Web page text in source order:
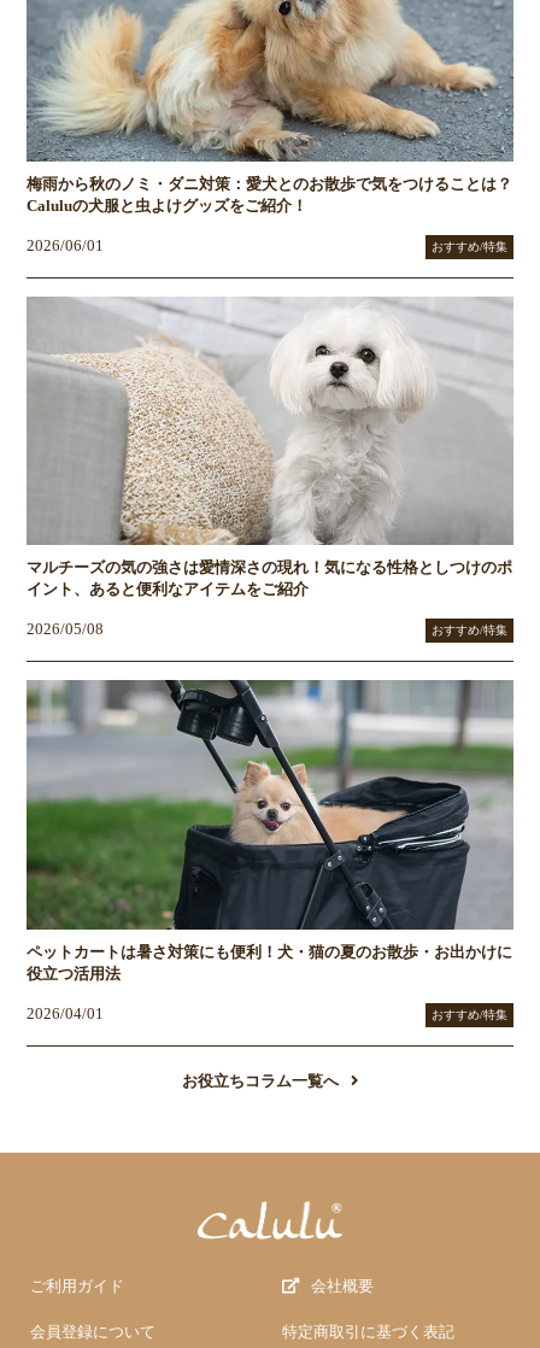
梅雨から秋のノミ・ダニ対策：愛犬とのお散歩で気をつけることは？
Caluluの犬服と虫よけグッズをご紹介！
2026/06/01 おすすめ/特集
マルチーズの気の強さは愛情深さの現れ！気になる性格としつけのポ
イント、あると便利なアイテムをご紹介
2026/05/08 おすすめ/特集
ペットカートは暑さ対策にも便利！犬・猫の夏のお散歩・お出かけに
役立つ活用法
2026/04/01 おすすめ/特集
お役立ちコラム一覧へ
ご利用ガイド
会員登録について
会社概要
特定商取引に基づく表記